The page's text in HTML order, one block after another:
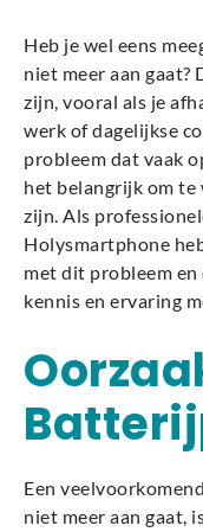
Heb je wel eens
niet meer aan gaat?
zijn, vooral als je
werk of dagelijkse
probleem dat vaak
het belangrijk om te
zijn. Als
Holysmartphone
met dit probleem en
kennis en ervaring
Een
niet meer aan gaat,